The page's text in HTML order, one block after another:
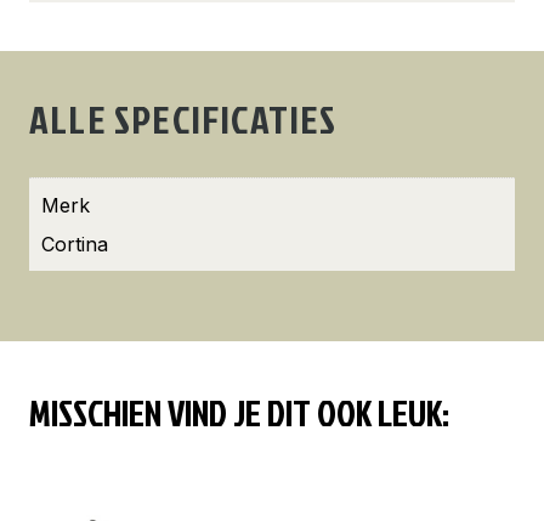
ALLE SPECIFICATIES
Merk
Cortina
MISSCHIEN VIND JE DIT OOK LEUK: